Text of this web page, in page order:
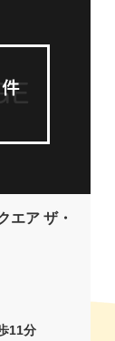
エア ザ・
11分